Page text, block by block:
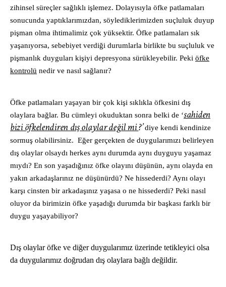
zihinsel süreçler sağlıklı işlemez. Dolayısıyla öfke patlamaları
sonucunda yaptıklarımızdan, söylediklerimizden suçluluk duyup
pişman olma ihtimalimiz çok yüksektir. Öfke patlamaları sık
yaşanıyorsa, sebebiyet verdiği durumlarla birlikte bu suçluluk ve
pişmanlık duyguları kişiyi depresyona sürükleyebilir. Peki öfke
kontrolü nedir ve nasıl sağlanır?
Öfke patlamaları yaşayan bir çok kişi sıklıkla öfkesini dış
olaylara bağlar. Bu cümleyi okuduktan sonra belki de ‘sahiden
bizi öfkelendiren dış olaylar değil mi?’diye kendi kendinize
sormuş olabilirsiniz. Eğer gerçekten de duygularımızı belirleyen
dış olaylar olsaydı herkes aynı durumda aynı duyguyu yaşamaz
mıydı? En son yaşadığınız öfke olayını düşünün, aynı olayda en
yakın arkadaşlarınız ne düşünürdü? Ne hissederdi? Aynı olayı
karşı cinsten bir arkadaşınız yaşasa o ne hissederdi? Peki nasıl
oluyor da birimizin öfke yaşadığı durumda bir başkası farklı bir
duygu yaşayabiliyor?
Dış olaylar öfke ve diğer duygularımız üzerinde tetikleyici olsa
da duygularımız doğrudan dış olaylara bağlı değildir.